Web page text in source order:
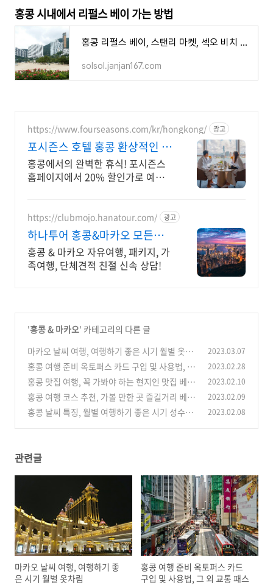
홍콩 시내에서 리펄스 베이 가는 방법
홍콩 리펄스 베이, 스탠리 마켓, 섹오 비치 자유 여행 가는 법
solsol.janjan167.com
https://www.fourseasons.com/kr/hongkong/ 광고
포시즌스 호텔 홍콩 환상적인 빅
토리아 하버 뷰
홍콩에서의 완벽한 휴식! 포시즌스
홈페이지에서 20% 할인가로 예약
https://clubmojo.hanatour.com/ 광고
하나투어 홍콩&마카오 모든것
하나투어 공식예약 인증센터
홍콩 & 마카오 자유여행, 패키지, 가
족여행, 단체견적 친절 신속 상담!
'홍콩 & 마카오' 카테고리의 다른 글
마카오 날씨 여행, 여행하기 좋은 시기 월별 옷차
림
(0)
2023.03.07
홍콩 여행 준비 옥토퍼스 카드 구입 및 사용법, 그
외 교통 패스
(0)
2023.02.28
홍콩 맛집 여행, 꼭 가봐야 하는 현지인 맛집 베스
트 5 (0)
2023.02.10
홍콩 여행 코스 추천, 가볼 만한 곳 즐길거리 베스
트 6 (0)
2023.02.09
홍콩 날씨 특징, 월별 여행하기 좋은 시기 성수기
2023.02.08
관련글
마카오 날씨 여행, 여행하기 좋
은 시기 월별 옷차림
홍콩 여행 준비 옥토퍼스 카드
구입 및 사용법, 그 외 교통 패스